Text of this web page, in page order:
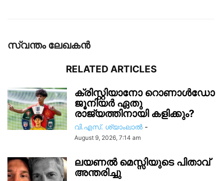
സ്വന്തം ലേഖകന്‍
RELATED ARTICLES
ക്രിസ്റ്റിയാനോ റൊണാൾഡോ
ജൂനിയർ ഏതു
രാജ്യത്തിനായി കളിക്കും?
വി.എസ്. ശ്യാംലാൽ -
August 9, 2026, 7:14 am
ലയണൽ മെസ്സിയുടെ പിതാവ്
അന്തരിച്ചു